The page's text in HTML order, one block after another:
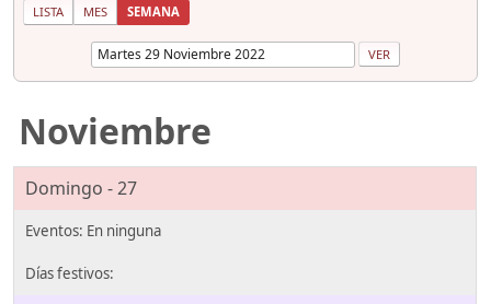
LISTA MES SEMANA
Noviembre
Domingo - 27